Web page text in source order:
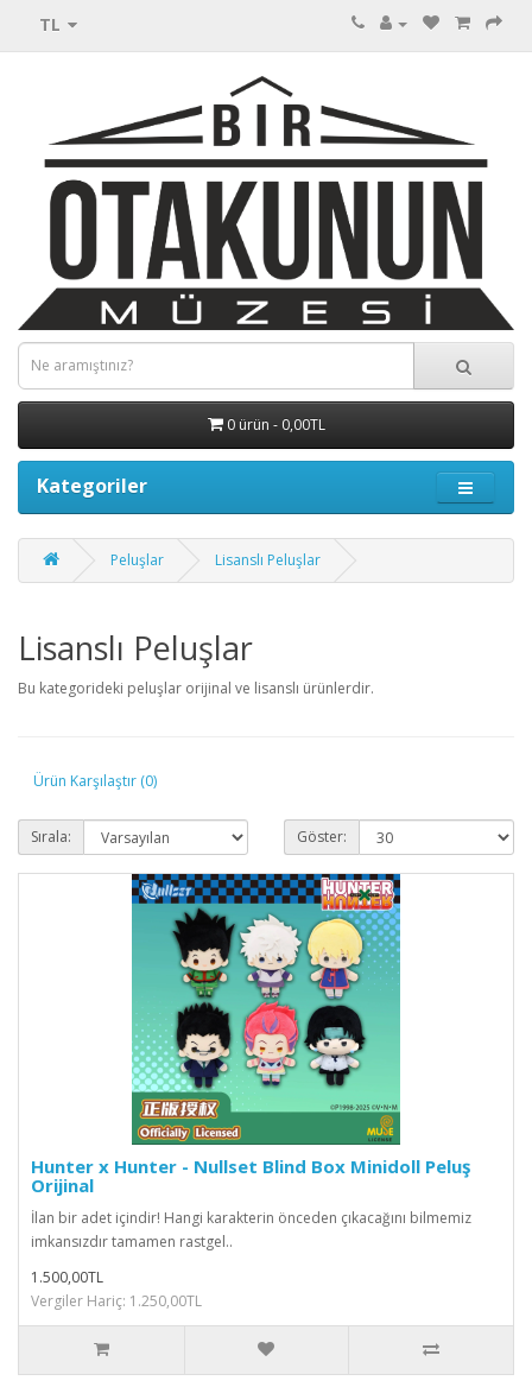
TL
0 ürün - 0,00TL
Kategoriler
Peluşlar Lisanslı Peluşlar
Lisanslı Peluşlar
Bu kategorideki peluşlar orijinal ve lisanslı ürünlerdir.
Ürün Karşılaştır (0)
Sırala: Göster:
Hunter x Hunter - Nullset Blind Box Minidoll Peluş
Orijinal
İlan bir adet içindir! Hangi karakterin önceden çıkacağını bilmemiz
imkansızdır tamamen rastgel..
1.500,00TL
Vergiler Hariç: 1.250,00TL